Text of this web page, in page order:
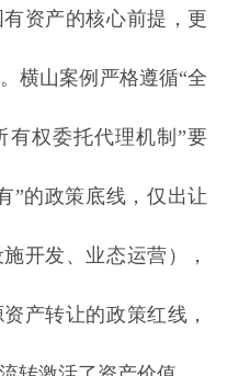
资产的核心前提，更
横山案例严格遵循“全
有权委托代理机制”要
”的政策底线，仅出让
开发、业态运营），
产转让的政策红线，